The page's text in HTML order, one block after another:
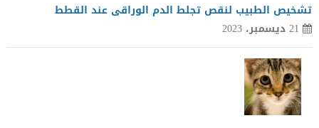
تشخيص الطبيب لنقص تجلط الدم الوراقى عند القطط
21 ديسمبر، 2023